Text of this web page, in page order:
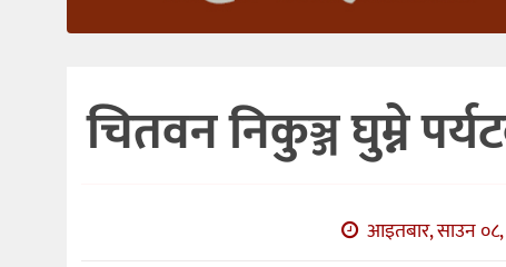
चितवन निकुञ्ज घुम्ने
आइतबार, साउन